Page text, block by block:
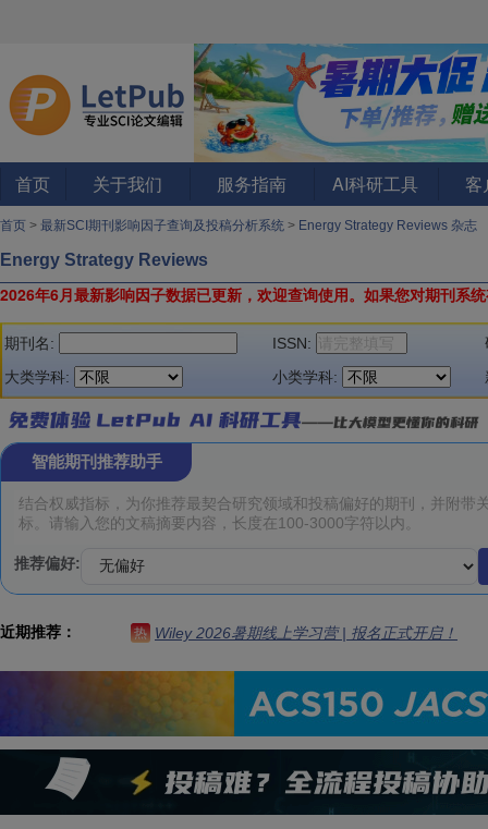
首页 关于我们 服务指南 AI科研工具 客
首页 > 最新SCI期刊影响因子查询及投稿分析系统 > Energy Strategy Reviews 杂志
Energy Strategy Reviews
2026年6月最新影响因子数据已更新，欢迎查询使用。 如果您对期刊系
期刊名: ISSN:
大类学科:
小类学科:
智能期刊推荐助手
推荐偏好:
近期推荐： 热 Wiley 2026暑期线上学习营 | 报名正式开启！